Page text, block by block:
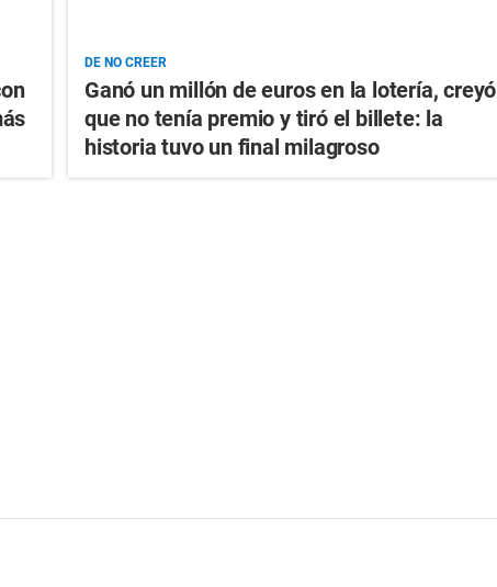
DE NO CREER
Ganó un millón de euros en la lotería, creyó
que no tenía premio y tiró el billete: la
historia tuvo un final milagroso